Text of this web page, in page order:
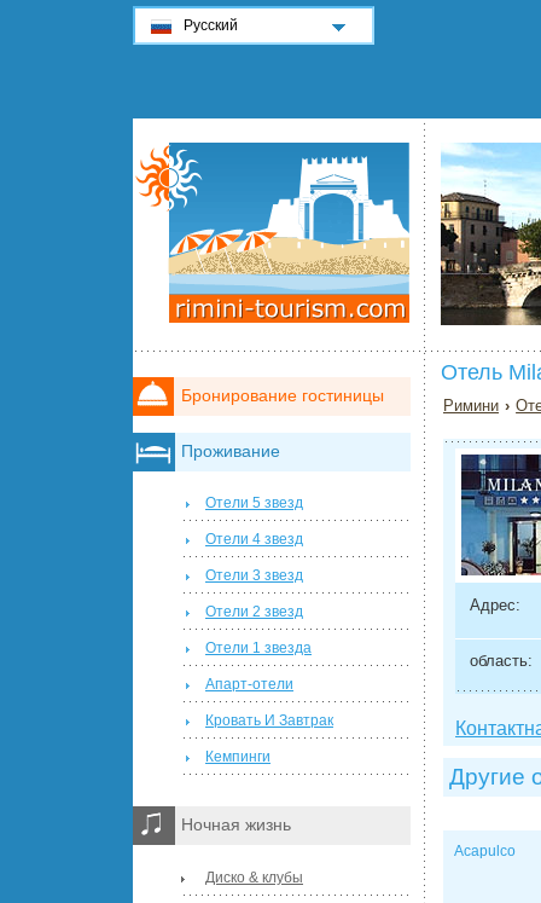
Отель
Римини ›
Адрес:
область:
Другие
Acapulco
Бронирование гостиницы
Проживание
Отели 5 звезд
Отели 4 звезд
Отели 3 звезд
Отели 2 звезд
Отели 1 звезда
Апарт-отели
Кровать И Завтрак
Кемпинги
Ночная жизнь
Диско & клубы
Русский